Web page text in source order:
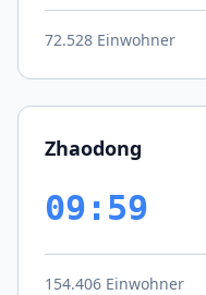
72.528 Einwohner
Zhaodong
09:59
154.406 Einwohner